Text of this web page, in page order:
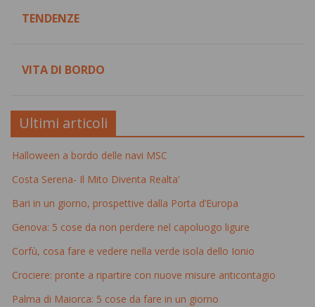
TENDENZE
VITA DI BORDO
Ultimi articoli
Halloween a bordo delle navi MSC
Costa Serena- Il Mito Diventa Realta'
Bari in un giorno, prospettive dalla Porta d’Europa
Genova: 5 cose da non perdere nel capoluogo ligure
Corfù, cosa fare e vedere nella verde isola dello Ionio
Crociere: pronte a ripartire con nuove misure anticontagio
Palma di Maiorca: 5 cose da fare in un giorno